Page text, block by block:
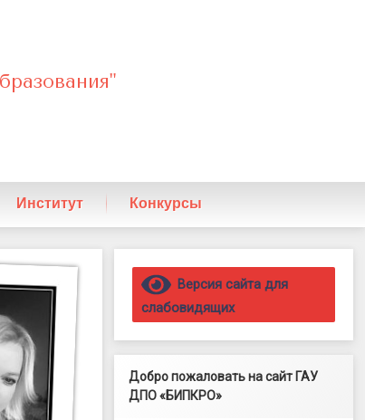
Институт Конкурсы
Правый сайдбар
Версия сайта для
слабовидящих
Добро пожаловать на сайт ГАУ
ДПО «БИПКРО»